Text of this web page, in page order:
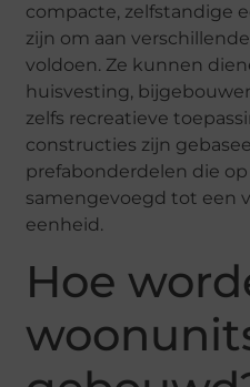
compacte, zelfstandige
zijn om aan
voldoen. Ze kunnen
huisvesting,
zelfs recreatieve
constructies zijn
prefabonderdelen die
samengevoegd tot een
eenheid.
Hoe